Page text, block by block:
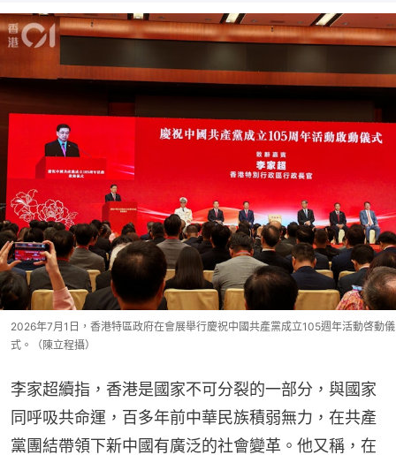
2026年7月1日，香港特區政府在會展舉行慶祝中國共產黨成立105週年活動啓動儀
式。（陳立程攝）
李家超續指，香港是國家不可分裂的一部分，與國家
同呼吸共命運，百多年前中華民族積弱無力，在共產
黨團結帶領下新中國有廣泛的社會變革。他又稱，在